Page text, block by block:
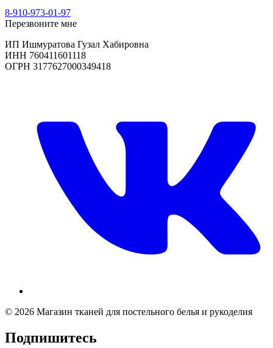
8-910-973-01-97
Перезвоните мне
ИП Ишмуратова Гузал Хабировна
ИНН 760411601118
ОГРН 3177627000349418
© 2026 Магазин тканей для постельного белья и рукоделия
Подпишитесь